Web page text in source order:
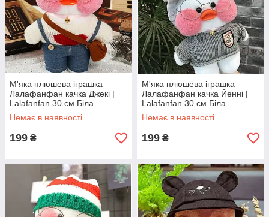
М'яка плюшева іграшка
Лалафанфан качка Джекі |
Lalafanfan 30 см Біла
Немає в наявності
199 ₴
М'яка плюшева іграшка
Лалафанфан качка Йенні |
Lalafanfan 30 см Біла
Немає в наявності
199 ₴